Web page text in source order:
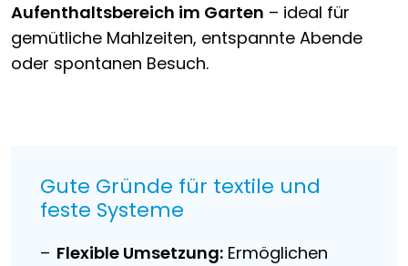
Aufenthaltsbereich im Garten – ideal für
gemütliche Mahlzeiten, entspannte Abende
oder spontanen Besuch.
Gute Gründe für textile und
feste Systeme
Flexible Umsetzung: Ermöglichen